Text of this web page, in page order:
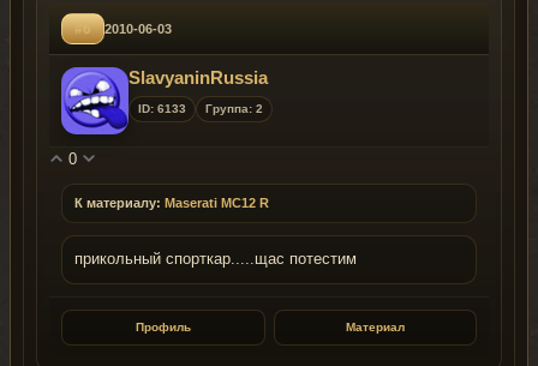
#6 2010-06-03
SlavyaninRussia
ID: 6133 Группа: 2
0
К материалу: Maserati MC12 R
прикольный спорткар.....щас потестим
Профиль Материал